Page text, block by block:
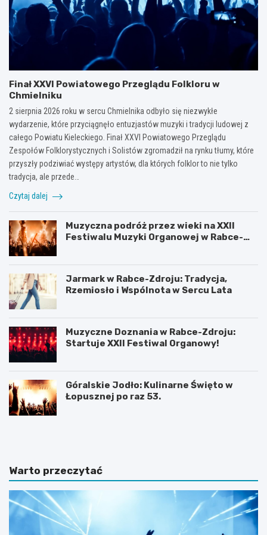
Finał XXVI Powiatowego Przeglądu Folkloru w
Chmielniku
2 sierpnia 2026 roku w sercu Chmielnika odbyło się niezwykłe
wydarzenie, które przyciągnęło entuzjastów muzyki i tradycji ludowej z
całego Powiatu Kieleckiego. Finał XXVI Powiatowego Przeglądu
Zespołów Folklorystycznych i Solistów zgromadził na rynku tłumy, które
przyszły podziwiać występy artystów, dla których folklor to nie tylko
tradycja, ale przede…
Czytaj dalej
Muzyczna podróż przez wieki na XXII
Festiwalu Muzyki Organowej w Rabce-
Jarmark w Rabce-Zdroju: Tradycja,
Rzemiosło i Wspólnota w Sercu Lata
Muzyczne Doznania w Rabce-Zdroju:
Startuje XXII Festiwal Organowy!
Góralskie Jodło: Kulinarne Święto w
Łopusznej po raz 53.
P
D
u
b
a
j
P
w
S
z
t
Warto przeczytać